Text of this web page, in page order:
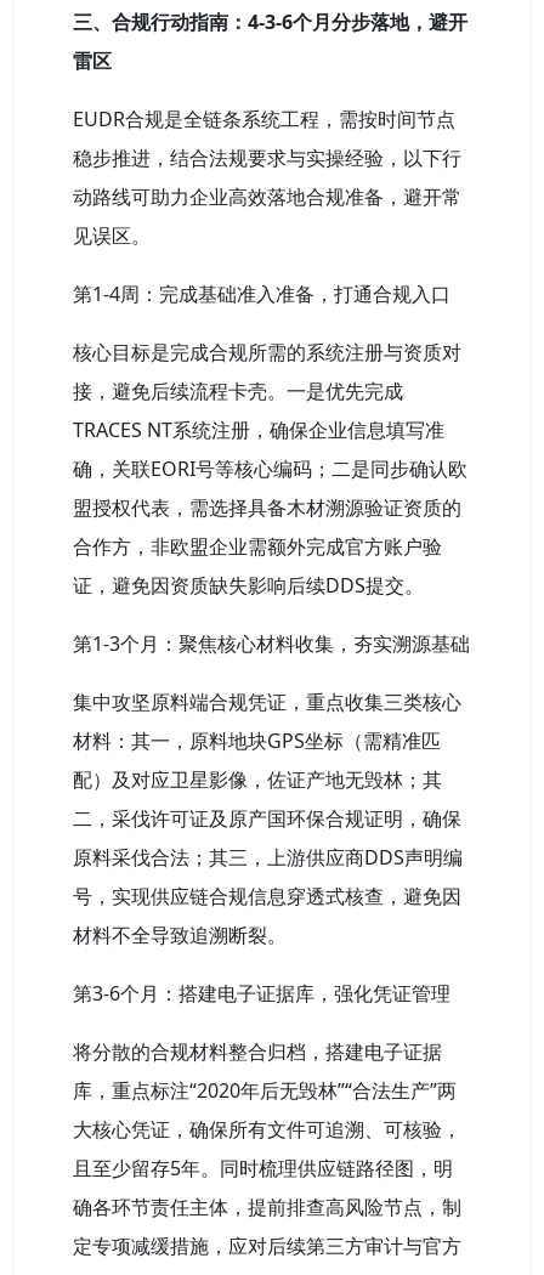
三、合规行动指南：4-3-6个月分步落地，避开
雷区
EUDR合规是全链条系统工程，需按时间节点
稳步推进，结合法规要求与实操经验，以下行
动路线可助力企业高效落地合规准备，避开常
见误区。
第1-4周：完成基础准入准备，打通合规入口
核心目标是完成合规所需的系统注册与资质对
接，避免后续流程卡壳。一是优先完成
TRACES NT系统注册，确保企业信息填写准
确，关联EORI号等核心编码；二是同步确认欧
盟授权代表，需选择具备木材溯源验证资质的
合作方，非欧盟企业需额外完成官方账户验
证，避免因资质缺失影响后续DDS提交。
第1-3个月：聚焦核心材料收集，夯实溯源基础
集中攻坚原料端合规凭证，重点收集三类核心
材料：其一，原料地块GPS坐标（需精准匹
配）及对应卫星影像，佐证产地无毁林；其
二，采伐许可证及原产国环保合规证明，确保
原料采伐合法；其三，上游供应商DDS声明编
号，实现供应链合规信息穿透式核查，避免因
材料不全导致追溯断裂。
第3-6个月：搭建电子证据库，强化凭证管理
将分散的合规材料整合归档，搭建电子证据
库，重点标注“2020年后无毁林”“合法生产”两
大核心凭证，确保所有文件可追溯、可核验，
且至少留存5年。同时梳理供应链路径图，明
确各环节责任主体，提前排查高风险节点，制
定专项减缓措施，应对后续第三方审计与官方